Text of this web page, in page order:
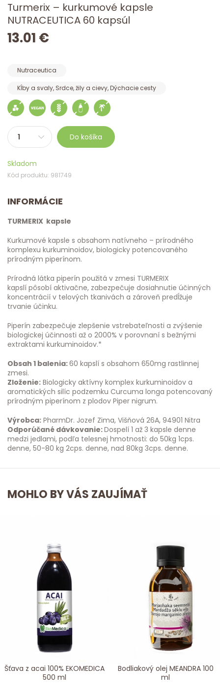
Turmerix – kurkumové kapsle
NUTRACEUTICA 60 kapsúl
13.01 €
Nutraceutica
Kĺby a svaly, Srdce, žily a cievy, Dýchacie cesty
Do košíka
Skladom
Kód produktu: 981749
INFORMÁCIE
TURMERIX kapsle
Kurkumové kapsle s obsahom natívneho – prírodného
komplexu kurkuminoidov, biologicky potencovaného
prírodným piperínom.
Prírodná látka piperín použitá v zmesi TURMERIX
kapslí pôsobí aktivačne, zabezpečuje dosiahnutie účinných
koncentrácií v telových tkanivách a zároveň predĺžuje
trvanie účinku.
Piperín zabezpečuje zlepšenie vstrebateľnosti a zvýšenie
biologickej účinnosti až o 2000% v porovnaní s bežnými
extraktami kurkuminoidov.*
Obsah 1 balenia:60 kapslí s obsahom 650mg rastlinnej
zmesi.
Zloženie: Biologicky aktívny komplex kurkuminoidov a
aromatických silíc podzemku Curcuma longa potencovaný
prírodným piperínom z plodov Piper nigrum.
Výrobca: PharmDr. Jozef Zima, Višňová 26A, 94901 Nitra
Odporúčané dávkovanie:Dospelí 1 až 3 kapsle denne
medzi jedlami, podľa telesnej hmotnosti: do 50kg 1cps.
denne, 50-80 kg 2cps. denne, nad 80kg 3cps. denne.
MOHLO BY VÁS ZAUJÍMAŤ
Šťava z acai 100% EKOMEDICA
500 ml
Bodliakový olej MEANDRA 100
ml